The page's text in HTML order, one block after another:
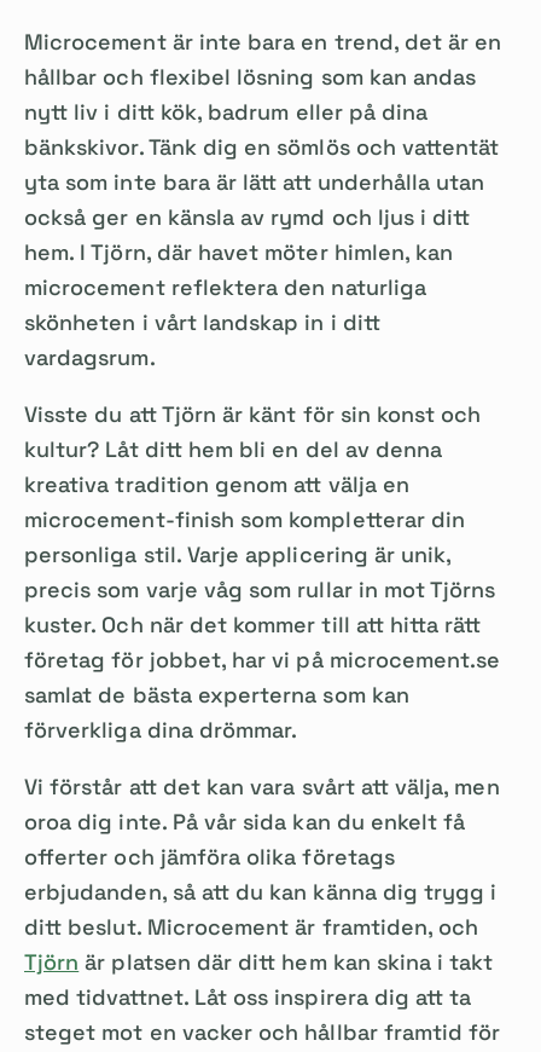
Microcement är inte bara en trend, det är en
hållbar och flexibel lösning som kan andas
nytt liv i ditt kök, badrum eller på dina
bänkskivor. Tänk dig en sömlös och vattentät
yta som inte bara är lätt att underhålla utan
också ger en känsla av rymd och ljus i ditt
hem. I Tjörn, där havet möter himlen, kan
microcement reflektera den naturliga
skönheten i vårt landskap in i ditt
vardagsrum.
Visste du att Tjörn är känt för sin konst och
kultur? Låt ditt hem bli en del av denna
kreativa tradition genom att välja en
microcement-finish som kompletterar din
personliga stil. Varje applicering är unik,
precis som varje våg som rullar in mot Tjörns
kuster. Och när det kommer till att hitta rätt
företag för jobbet, har vi på microcement.se
samlat de bästa experterna som kan
förverkliga dina drömmar.
Vi förstår att det kan vara svårt att välja, men
oroa dig inte. På vår sida kan du enkelt få
offerter och jämföra olika företags
erbjudanden, så att du kan känna dig trygg i
ditt beslut. Microcement är framtiden, och
Tjörn är platsen där ditt hem kan skina i takt
med tidvattnet. Låt oss inspirera dig att ta
steget mot en vacker och hållbar framtid för